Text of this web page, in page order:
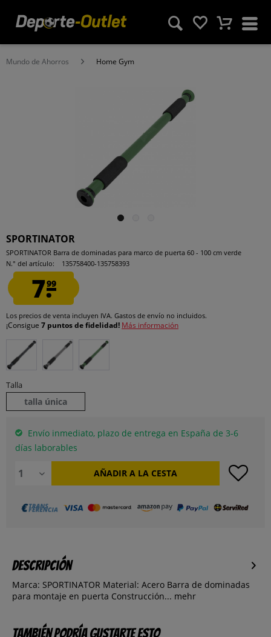
Mundo de Ahorros Home Gym
SPORTINATOR
SPORTINATOR Barra de dominadas para marco de puerta 60 - 100 cm verde
N.° del artículo:
135758400-135758393
7.99
Los precios de venta incluyen IVA. Gastos de envío no incluidos.
¡Consigue 7 puntos de fidelidad! Más información
Talla
talla única
Envío inmediato, plazo de entrega en España de 3-6
días laborables
AÑADIR A LA CESTA
Descripción
Marca: SPORTINATOR Material: Acero Barra de dominadas
para montaje en puerta Construcción... mehr
También podría gustarte esto